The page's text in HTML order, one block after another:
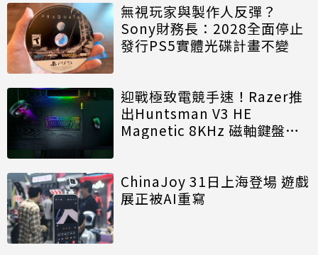
無視玩家與製作人反彈？
Sony財務長：2028全面停止
發行PS5實體光碟計畫不變
迎戰極致電競手速！Razer推
出Huntsman V3 HE
Magnetic 8KHz 磁軸鍵盤效
ChinaJoy 31日上海登場 遊戲
展正被AI重寫